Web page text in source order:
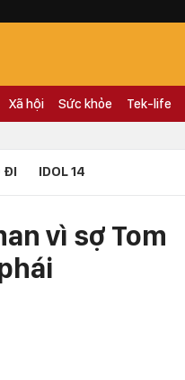
Xã hội Sức khỏe Tek-life
ĐI IDOL 14
vì sợ Tom